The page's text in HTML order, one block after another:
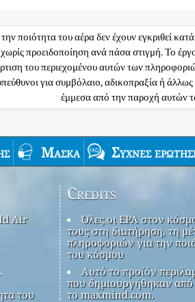
ποιότητα του αέρα δεν έχουν εγκριθεί
προειδοποίηση ανά πάσα στιγμή. Το
του περιεχομένου αυτών των
για συμβόλαιο, αδικοπραξία ή
έμμεσα από την παροχή αυτών
Μάσκα Συχνές
Air
του
Credits
Όλες οι EPA στον
τους στη διατήρηση, τη
πληροφοριών για την
του κόσμου
Αυτό το προϊόν
που δημιουργήθηκαν
το maxmind.com.